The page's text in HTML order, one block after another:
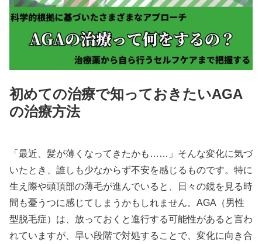
初めての治療で知っておきたいAGA
の治療方法
「最近、髪が薄くなってきたかも……」そんな変化に気づ
いたとき、誰しも少なからず不安を感じるものです。特に
生え際や頭頂部の薄毛が進んでいると、日々の鏡を見る時
間も憂うつに感じてしまうかもしれません。AGA（男性
型脱毛症）は、放っておくと進行する可能性があると言わ
れていますが、早い段階で対処することで、変化に向き合